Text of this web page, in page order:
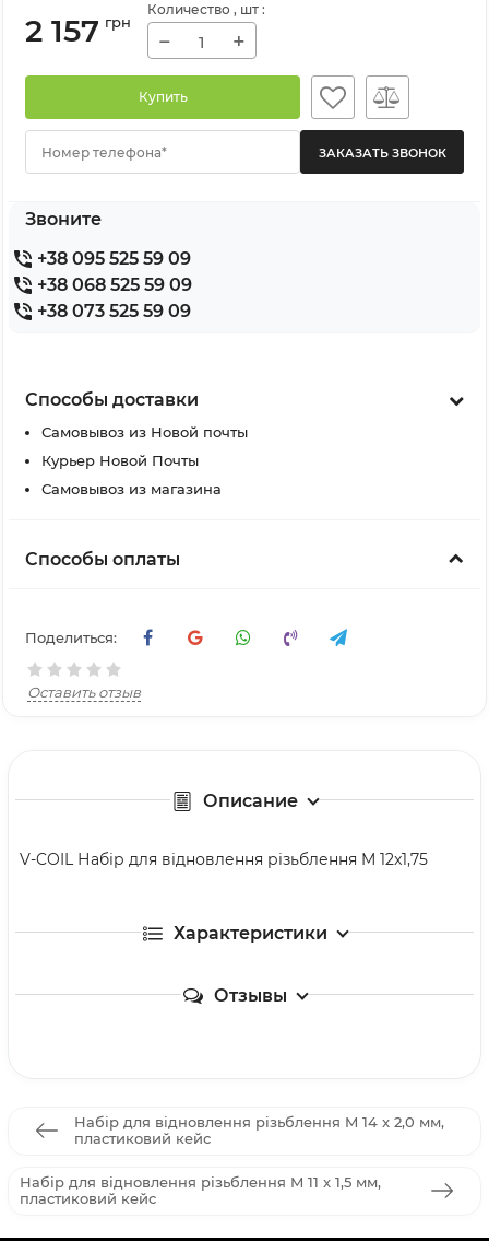
2 157 грн
Количество , шт :
− +
Купить
Номер телефона*
Звоните
+38 095 525 59 09
+38 068 525 59 09
+38 073 525 59 09
Способы доставки
Самовывоз из Новой почты
Курьер Новой Почты
Самовывоз из магазина
Способы оплаты
Поделиться:
Оставить отзыв
Описание
V-COIL Набір для відновлення різьблення M 12x1,75
Характеристики
Отзывы
Набір для відновлення різьблення M 14 x 2,0 мм,
пластиковий кейс
Набір для відновлення різьблення M 11 x 1,5 мм,
пластиковий кейс